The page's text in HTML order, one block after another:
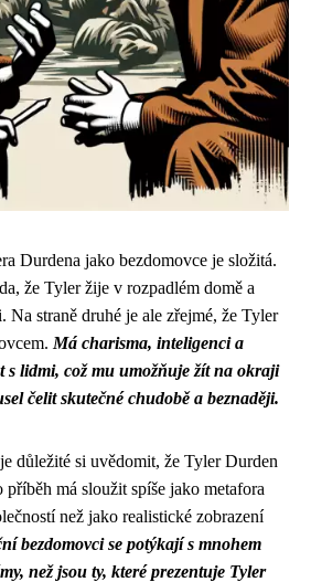
Durdena jako bezdomovce je složitá.
že Tyler žije v rozpadlém domě a
Na straně druhé je ale zřejmé, že Tyler
Má charisma, inteligenci a
s lidmi, což mu umožňuje žít na okraji
čelit skutečné chudobě a beznaději.
důležité si uvědomit, že Tyler Durden
má sloužit spíše jako metafora
než jako realistické zobrazení
bezdomovci se potýkají s mnohem
než jsou ty, které prezentuje Tyler